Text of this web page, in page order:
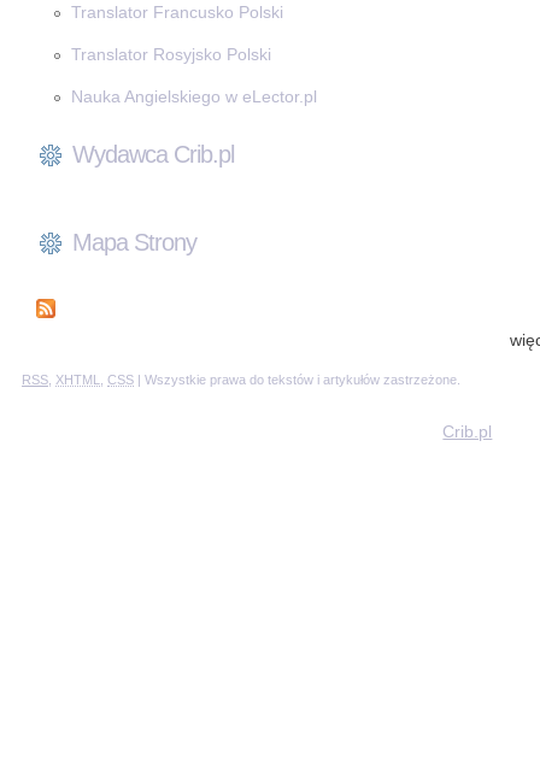
Translator Francusko Polski
Translator Rosyjsko Polski
Nauka Angielskiego w eLector.pl
Wydawca Crib.pl
Mapa Strony
RSS, XHTML, CSS | Wszystkie prawa do tekstów i artykułów zastrzeżone.
Crib.pl